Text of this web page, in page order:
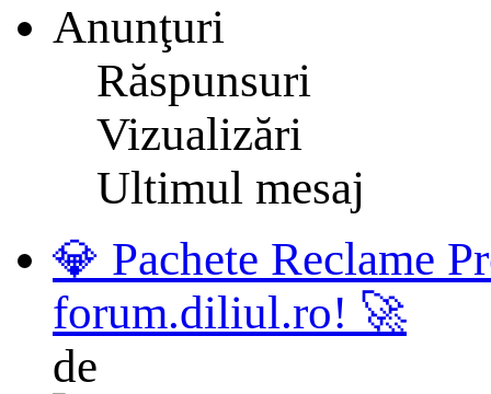
Anunţuri
Răspunsuri
Vizualizări
Ultimul mesaj
💎 Pachete Reclame
forum.diliul.ro! 🚀
de